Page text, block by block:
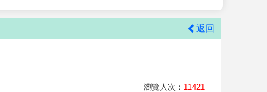
返回
瀏覽人次： 11421